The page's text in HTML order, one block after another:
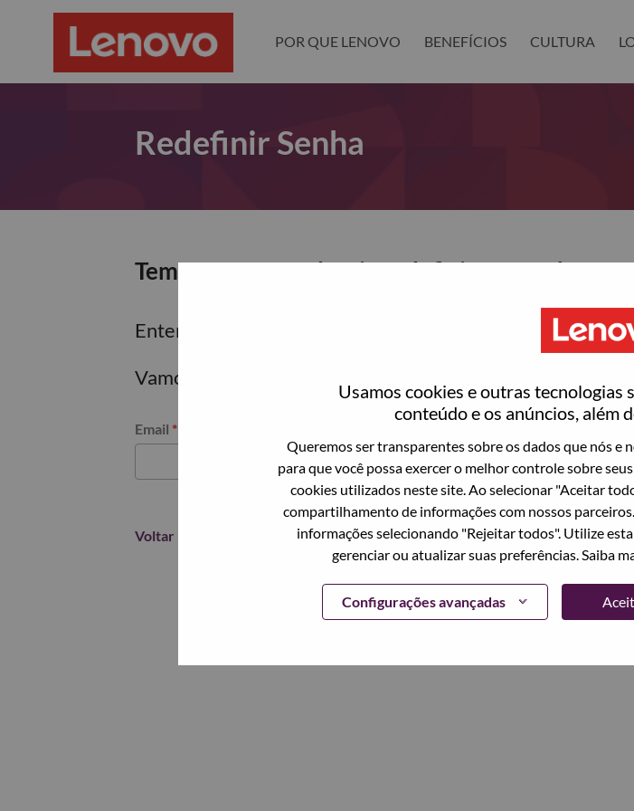
Usamos cookies e outras tecnologias
conteúdo e os anúncios, além
Queremos ser transparentes sobre os dados que nós e
para que você possa exercer o melhor controle sobre
cookies utilizados neste site. Ao selecionar "Aceitar
compartilhamento de informações com nossos
informações selecionando "Rejeitar todos". Utilize
gerenciar ou atualizar suas preferências. Saiba
Configurações avançadas
POR QUE LENOVO BENEFÍCIOS CULTURA
Redefinir Senha
Tem certeza que deseja redefinir sua senha?
Enter the email address associated with your account,
Vamos enviar por email um link para você redefinir sua
Redefinir senha com seu email
Email *
Continuar
Voltar